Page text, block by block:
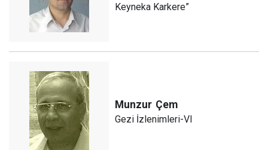
Keyneka Karkere”
Munzur Çem
Gezi İzlenimleri-VI